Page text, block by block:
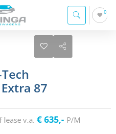
0
87
lease v.a. € 635,- P/M